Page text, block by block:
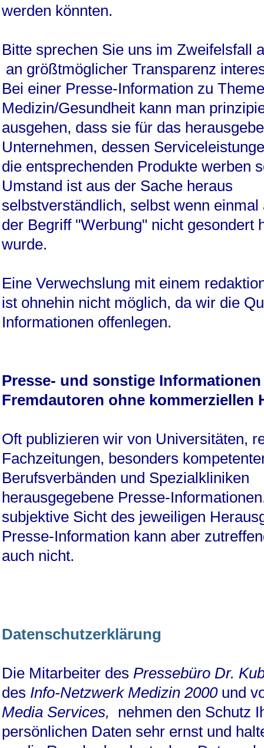
werden könnten.
Bitte sprechen Sie uns im Zweifelsfall
an größtmöglicher Transparenz
Bei einer Presse-Information zu
Medizin/Gesundheit kann man
ausgehen, dass sie für das
Unternehmen, dessen
die entsprechenden Produkte werben
Umstand ist aus der Sache heraus
selbstverständlich, selbst wenn einmal
der Begriff "Werbung" nicht gesondert
wurde.
Eine Verwechslung mit einem
ist ohnehin nicht möglich, da wir die
Informationen offenlegen.
Presse- und sonstige
Fremdautoren ohne kommerziellen
Oft publizieren wir von Universitäten,
Fachzeitungen, besonders
Berufsverbänden und Spezialkliniken
herausgegebene Presse-
subjektive Sicht des jeweiligen
Presse-Information kann aber
auch nicht.
Datenschutzerklärung
Die Mitarbeiter des Pressebüro Dr.
des Info-Netzwerk Medizin 2000 und
Media Services, nehmen den Schutz
persönlichen Daten sehr ernst und